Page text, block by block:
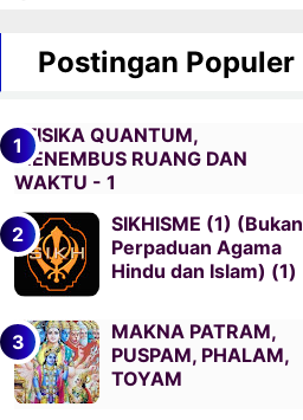
Postingan Populer
FISIKA QUANTUM,
MENEMBUS RUANG DAN
WAKTU - 1
SIKHISME (1) (Bukan
Perpaduan Agama
Hindu dan Islam) (1)
MAKNA PATRAM,
PUSPAM, PHALAM,
TOYAM